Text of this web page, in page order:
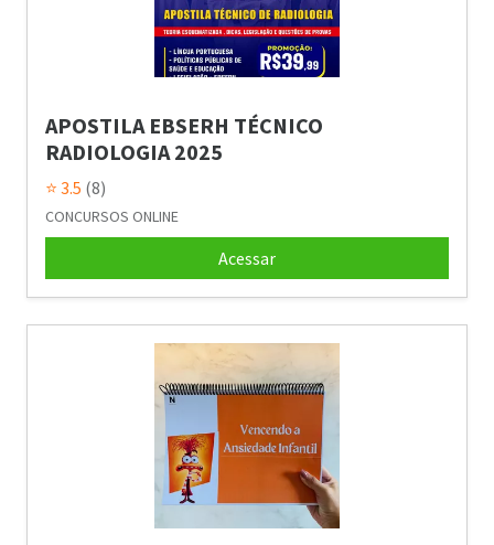
APOSTILA EBSERH TÉCNICO
RADIOLOGIA 2025
⭐ 3.5 (8)
CONCURSOS ONLINE
Acessar